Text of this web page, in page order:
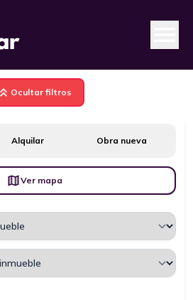
Ocultar filtros
Alquilar Obra nueva
Ver mapa